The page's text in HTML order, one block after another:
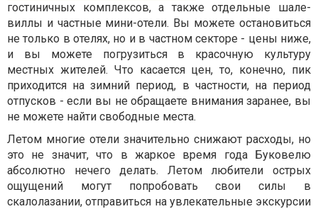
гостиничных комплексов, а также отдельные шале-
виллы и частные мини-отели. Вы можете остановиться
не только в отелях, но и в частном секторе - цены ниже,
и вы можете погрузиться в красочную культуру
местных жителей. Что касается цен, то, конечно, пик
приходится на зимний период, в частности, на период
отпусков - если вы не обращаете внимания заранее, вы
не можете найти свободные места.
Летом многие отели значительно снижают расходы, но
это не значит, что в жаркое время года Буковелю
абсолютно нечего делать. Летом любители острых
ощущений могут попробовать свои силы в
скалолазании, отправиться на увлекательные экскурсии